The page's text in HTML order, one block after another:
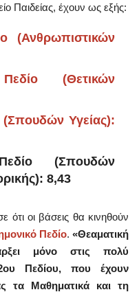
Παιδείας, έχουν ως εξής:
(Ανθρωπιστικών
(Θετικών
(Σπουδών Υγείας):
(Σπουδών
8,43
ότι οι βάσεις θα κινηθούν
Πεδίο. «Θεαματική
μόνο στις πολύ
Πεδίου, που έχουν
τα Μαθηματικά και τη